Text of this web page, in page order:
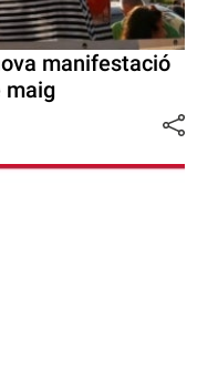
manifestació
maig